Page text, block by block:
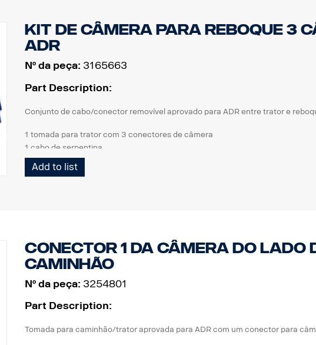
Kit de câmera para reboque 3
ADR
Nº da peça: 3165663
Part Description:
Conjunto de cabo/conector removível aprovado para ADR entre trator e
1 tomada para trator com 3 conectores de câmera
1 cabo de serpentina
1 tomada para reboque com 3 conectores de câmera
Add to list
Conector 1 da câmera do lado
caminhão
Nº da peça: 3254801
Part Description:
Tomada para caminhão/trator aprovada para ADR com um conector para